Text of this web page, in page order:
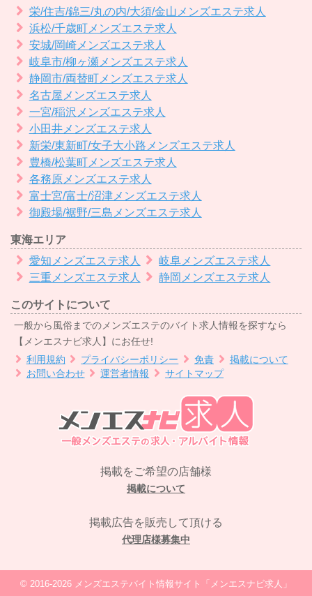
掲載をご希望の店舗様
掲載について
掲載広告を販売して頂ける
代理店様募集中
栄/住吉/錦三/丸の内/大須/金山メンズエステ求人
浜松/千歳町メンズエステ求人
安城/岡崎メンズエステ求人
岐阜市/柳ヶ瀬メンズエステ求人
静岡市/両替町メンズエステ求人
名古屋メンズエステ求人
一宮/稲沢メンズエステ求人
小田井メンズエステ求人
新栄/東新町/女子大小路メンズエステ求人
豊橋/松葉町メンズエステ求人
各務原メンズエステ求人
富士宮/富士/沼津メンズエステ求人
御殿場/裾野/三島メンズエステ求人
東海エリア
愛知メンズエステ求人
岐阜メンズエステ求人
三重メンズエステ求人
静岡メンズエステ求人
このサイトについて
一般から風俗までのメンズエステのバイト求人情報を探すなら
【メンエスナビ求人】にお任せ!
利用規約
プライバシーポリシー 免責
掲載について
お問い合わせ
運営者情報 サイトマップ
© 2016-2026 メンズエステバイト情報サイト「メンエスナビ求人」